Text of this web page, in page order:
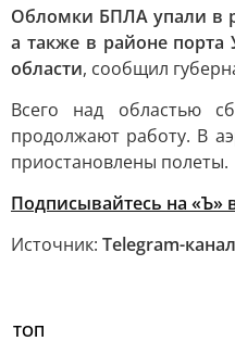
Обломки БПЛА упали в
а также в районе порта
области, сообщил
Всего над областью
продолжают работу. В
приостановлены полеты.
Подписывайтесь на «Ъ»
Источник: Telegram-
ТОП